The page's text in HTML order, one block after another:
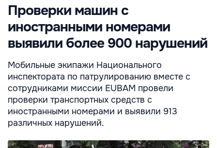
Проверки машин с
иностранными номерами
выявили более 900 нарушений
Мобильные экипажи Национального
инспектората по патрулированию вместе с
сотрудниками миссии EUBAM провели
проверки транспортных средств с
иностранными номерами и выявили 913
различных нарушений.